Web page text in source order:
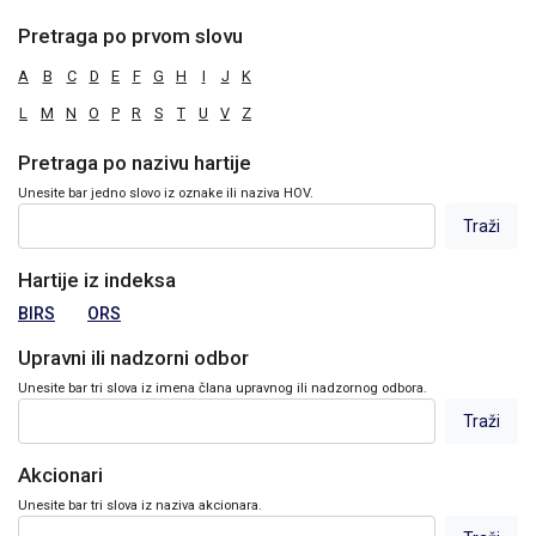
Pretraga po prvom slovu
A B C D E F G H I J K
L M N O P R S T U V Z
Pretraga po nazivu hartije
Unesite bar jedno slovo iz oznake ili naziva HOV.
Hartije iz indeksa
BIRS ORS
Upravni ili nadzorni odbor
Unesite bar tri slova iz imena člana upravnog ili nadzornog odbora.
Akcionari
Unesite bar tri slova iz naziva akcionara.